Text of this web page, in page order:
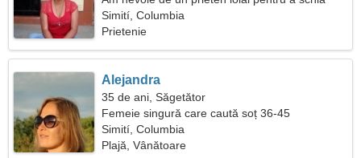
împreună
Simití, Columbia
Prietenie
Alejandra
35 de ani, Săgetător
Femeie singură care caută soț 36-45
Simití, Columbia
Plajă, Vânătoare